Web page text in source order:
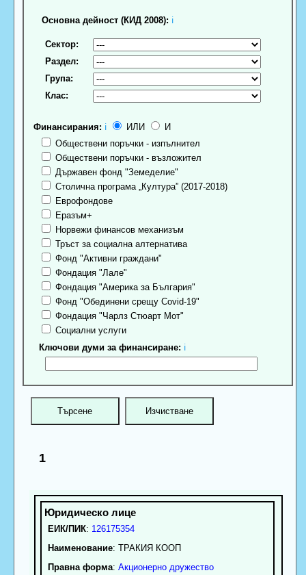
Основна дейност (КИД 2008): ℹ
Сектор:
Раздел:
Група:
Клас:
Финансирания: ℹ ИЛИ
И
Обществени поръчки - изпълнител
Обществени поръчки - възложител
Държавен фонд "Земеделие"
Столична програма „Култура” (2017-2018)
Еврофондове
Еразъм+
Норвежи финансов механизъм
Тръст за социална алтернатива
Фонд "Активни граждани"
Фондация "Лале"
Фондация "Америка за България"
Фонд "Обединени срещу Covid-19"
Фондация "Чарлз Стюарт Мот"
Социални услуги
Ключови думи за финансиране: ℹ
1
ЕИК/ПИК: 126175354
Наименование: ТРАКИЯ КООП
Правна форма: Акционерно дружество